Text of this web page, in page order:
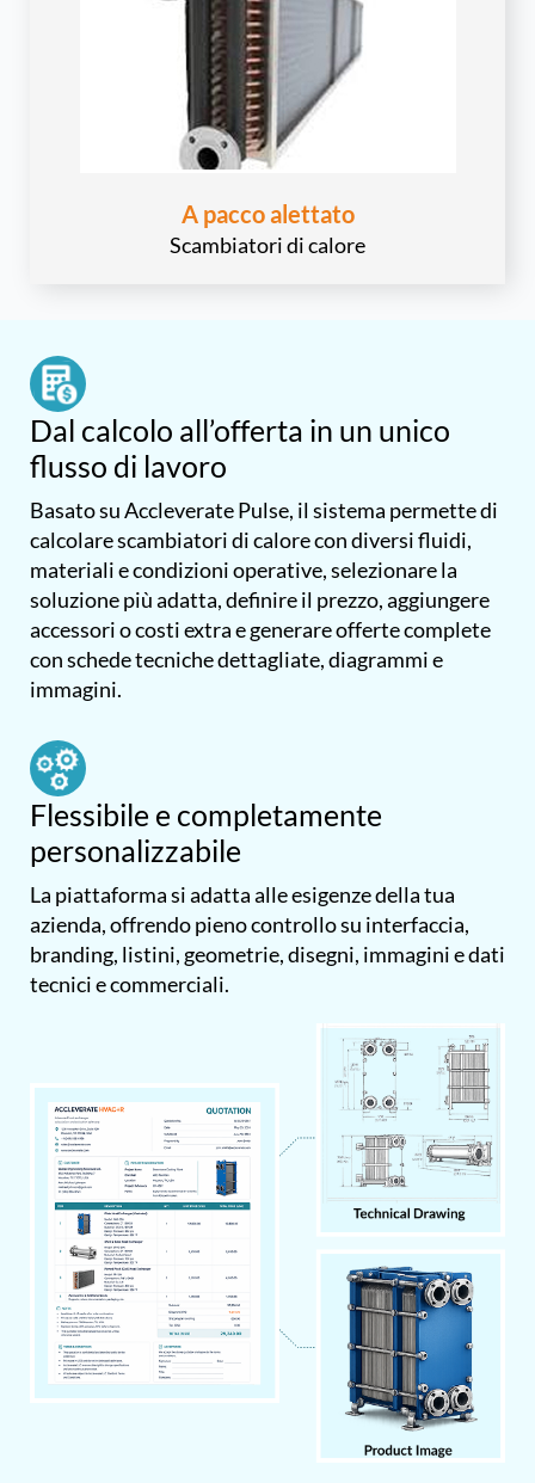
A pacco alettato
Scambiatori di calore
Dal calcolo all’offerta in un unico
flusso di lavoro
Basato su Accleverate Pulse, il sistema permette di
calcolare scambiatori di calore con diversi fluidi,
materiali e condizioni operative, selezionare la
soluzione più adatta, definire il prezzo, aggiungere
accessori o costi extra e generare offerte complete
con schede tecniche dettagliate, diagrammi e
immagini.
Flessibile e completamente
personalizzabile
La piattaforma si adatta alle esigenze della tua
azienda, offrendo pieno controllo su interfaccia,
branding, listini, geometrie, disegni, immagini e dati
tecnici e commerciali.